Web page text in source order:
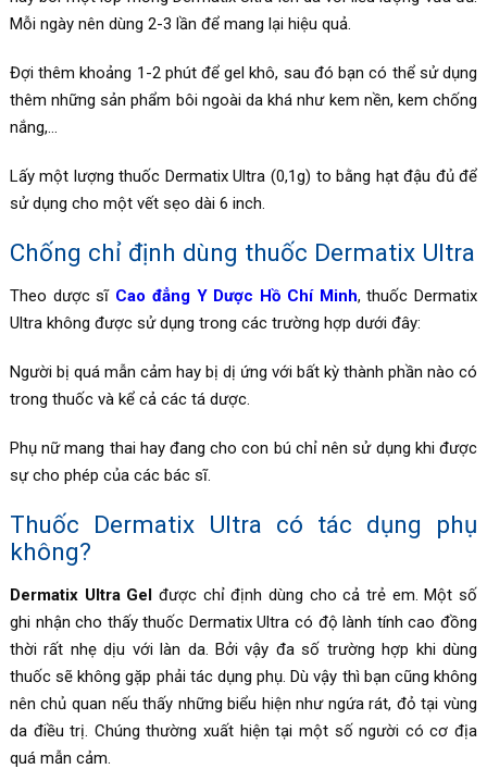
Mỗi ngày nên dùng 2-3 lần để mang lại hiệu quả.
Đợi thêm khoảng 1-2 phút để gel khô, sau đó bạn có thể sử dụng
thêm những sản phẩm bôi ngoài da khá như kem nền, kem chống
nắng,…
Lấy một lượng thuốc Dermatix Ultra (0,1g) to bằng hạt đậu đủ để
sử dụng cho một vết sẹo dài 6 inch.
Chống chỉ định dùng thuốc Dermatix Ultra
Theo dược sĩ Cao đẳng Y Dược Hồ Chí Minh, thuốc Dermatix
Ultra không được sử dụng trong các trường hợp dưới đây:
Người bị quá mẫn cảm hay bị dị ứng với bất kỳ thành phần nào có
trong thuốc và kể cả các tá dược.
Phụ nữ mang thai hay đang cho con bú chỉ nên sử dụng khi được
sự cho phép của các bác sĩ.
Thuốc Dermatix Ultra có tác dụng phụ
không?
Dermatix Ultra Gel được chỉ định dùng cho cả trẻ em. Một số
ghi nhận cho thấy thuốc Dermatix Ultra có độ lành tính cao đồng
thời rất nhẹ dịu với làn da. Bởi vậy đa số trường hợp khi dùng
thuốc sẽ không gặp phải tác dụng phụ. Dù vậy thì bạn cũng không
nên chủ quan nếu thấy những biểu hiện như ngứa rát, đỏ tại vùng
da điều trị. Chúng thường xuất hiện tại một số người có cơ địa
quá mẫn cảm.